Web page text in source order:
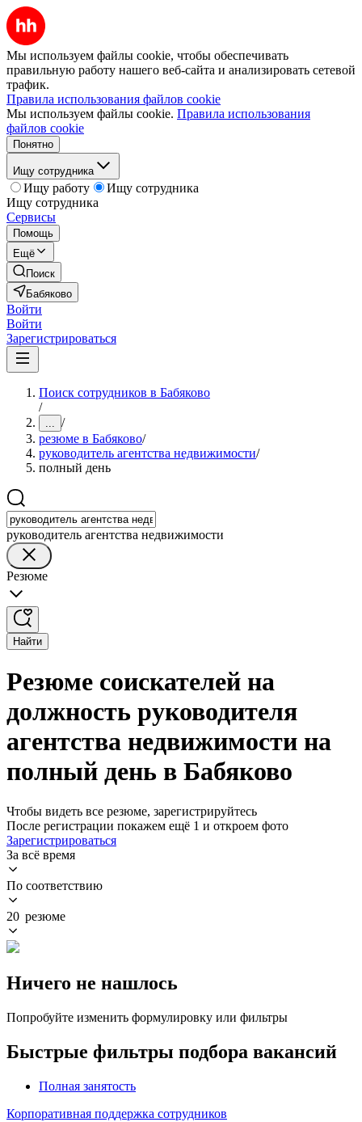
Мы используем файлы cookie, чтобы обеспечивать
правильную работу нашего веб-сайта и анализировать сетевой
трафик.
Правила использования файлов cookie
Мы используем файлы cookie. Правила использования
файлов cookie
Понятно
Ищу сотрудника
Ищу работу
Ищу сотрудника
Ищу сотрудника
Сервисы
Помощь
Ещё
Поиск
Бабяково
Войти
Войти
Зарегистрироваться
Поиск сотрудников в Бабяково
/
... /
резюме в Бабяково/
руководитель агентства недвижимости/
полный день
руководитель агентства недвижимости
Резюме
Найти
Резюме соискателей на
должность руководителя
агентства недвижимости на
полный день в Бабяково
Чтобы видеть все резюме, зарегистрируйтесь
После регистрации покажем ещё 1 и откроем фото
Зарегистрироваться
За всё время
По соответствию
20 резюме
Ничего не нашлось
Попробуйте изменить формулировку или фильтры
Быстрые фильтры подбора вакансий
Полная занятость
Корпоративная поддержка сотрудников